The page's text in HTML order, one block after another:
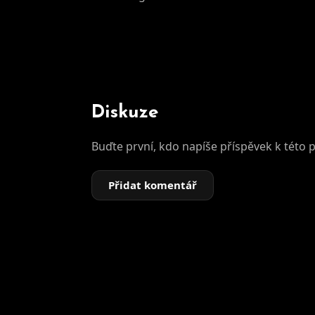
Diskuze
Buďte první, kdo napíše příspěvek k této
Přidat komentář